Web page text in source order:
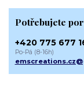
Potřebujete
+420 775 677
Po-Pá (8-16h)